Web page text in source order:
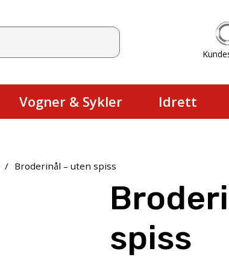
Vogner & Sykler Idrett
/ Broderinål – uten spiss
spiss